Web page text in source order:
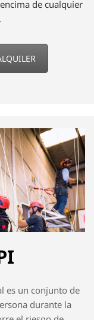
ser eltrípode
en altura,